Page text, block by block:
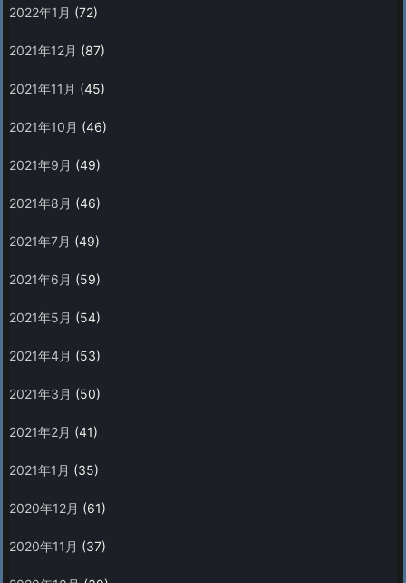
2022年1月 (72)
2021年12月 (87)
2021年11月 (45)
2021年10月 (46)
2021年9月 (49)
2021年8月 (46)
2021年7月 (49)
2021年6月 (59)
2021年5月 (54)
2021年4月 (53)
2021年3月 (50)
2021年2月 (41)
2021年1月 (35)
2020年12月 (61)
2020年11月 (37)